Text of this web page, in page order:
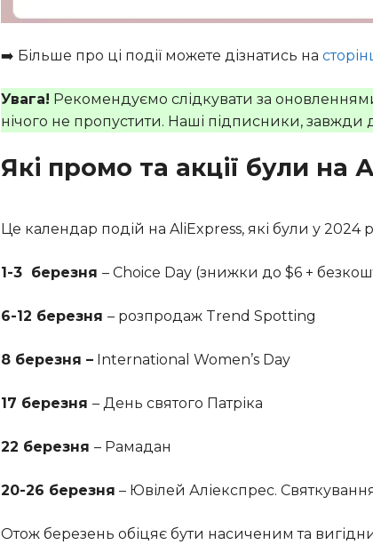
➡️ Більше про ці події можете дізнатись на
Увага! Рекомендуємо слідкувати за
нічого не пропустити. Наші підписники,
Які промо та акції були на
Це календар подій на AliExpress, які були у 2024
1-3 березня – Choice Day (знижки до $6 +
6-12 березня – розпродаж Trend Spotting
8 березня – International Women’s Day
17 березня – День святого Патріка
22 березня – Рамадан
20-26 березня – Ювілей Аліекспрес. Святкування
Отож березень обіцяє бути насиченим та